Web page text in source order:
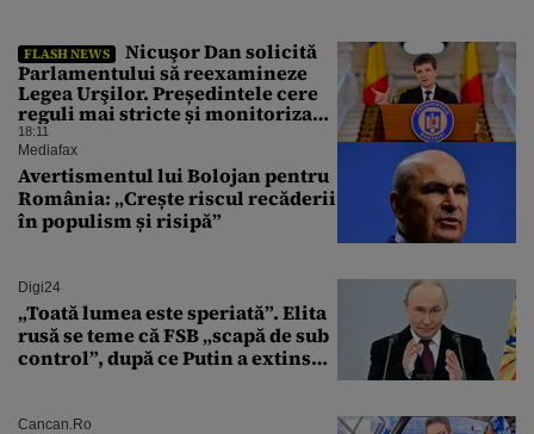
FLASH NEWS
Nicuşor Dan solicită
Parlamentului să reexamineze
Legea Urşilor. Președintele cere
reguli mai stricte și monitorizare
în timp real
18:11
Mediafax
Avertismentul lui Bolojan pentru
România: „Crește riscul recăderii
în populism și risipă”
Digi24
„Toată lumea este speriată”. Elita
rusă se teme că FSB „scapă de sub
control”, după ce Putin a extins
Cancan.ro